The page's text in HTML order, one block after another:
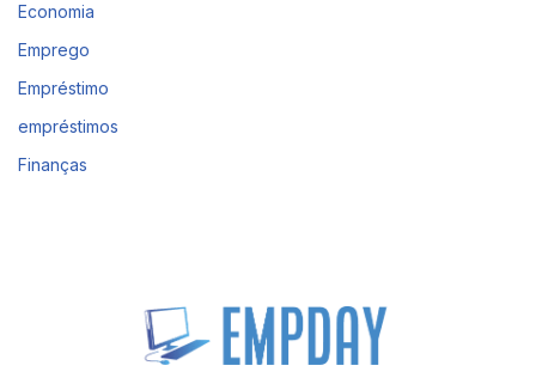
Economia
Emprego
Empréstimo
empréstimos
Finanças